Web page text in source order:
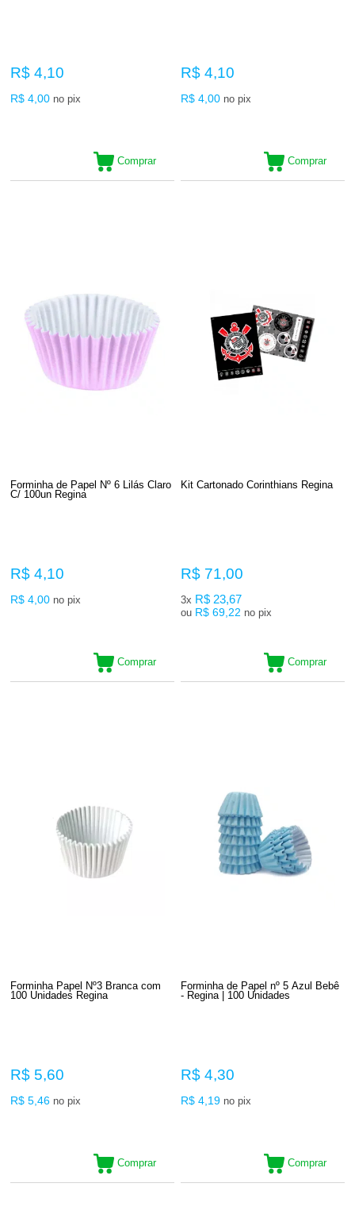
R$ 4,10
R$ 4,00 no pix
Comprar
R$ 4,10
R$ 4,00 no pix
Comprar
Forminha de Papel Nº 6 Lilás Claro
C/ 100un Regina
R$ 4,10
R$ 4,00 no pix
Comprar
Kit Cartonado Corinthians Regina
R$ 71,00
3x R$ 23,67
ou R$ 69,22 no pix
Comprar
Forminha Papel Nº3 Branca com
100 Unidades Regina
R$ 5,60
R$ 5,46 no pix
Comprar
Forminha de Papel nº 5 Azul Bebê
- Regina | 100 Unidades
R$ 4,30
R$ 4,19 no pix
Comprar